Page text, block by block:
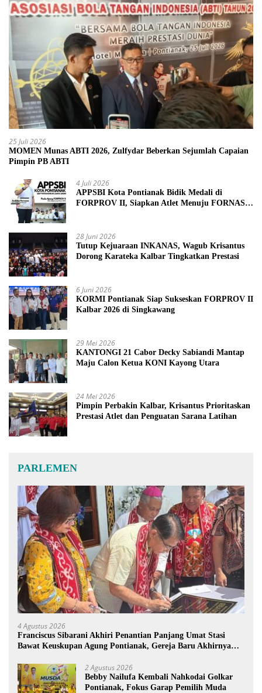
25 Juli 2026
MOMEN Munas ABTI 2026, Zulfydar Beberkan Sejumlah Capaian
Pimpin PB ABTI
4 Juli 2026
APPSBI Kota Pontianak Bidik Medali di
FORPROV II, Siapkan Atlet Menuju FORNAS
28 Juni 2026
Tutup Kejuaraan INKANAS, Wagub Krisantus
Dorong Karateka Kalbar Tingkatkan Prestasi
6 Juni 2026
KORMI Pontianak Siap Sukseskan FORPROV II
Kalbar 2026 di Singkawang
29 Mei 2026
KANTONGI 21 Cabor Decky Sabiandi Mantap
Maju Calon Ketua KONI Kayong Utara
24 Mei 2026
Pimpin Perbakin Kalbar, Krisantus Prioritaskan
Prestasi Atlet dan Penguatan Sarana Latihan
PARLEMEN
4 Agustus 2026
Franciscus Sibarani Akhiri Penantian Panjang Umat Stasi
Bawat Keuskupan Agung Pontianak, Gereja Baru Akhirnya
2 Agustus 2026
Bebby Nailufa Kembali Nahkodai Golkar
Pontianak, Fokus Garap Pemilih Muda